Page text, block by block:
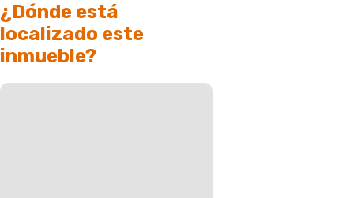
¿Dónde está
localizado este
inmueble?